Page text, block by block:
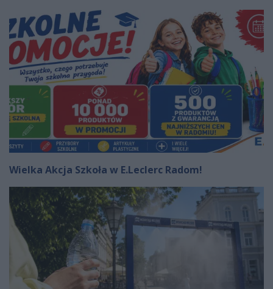
Wielka Akcja Szkoła w E.Leclerc Radom!